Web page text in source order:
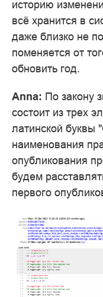
историю
всё хранится в
даже близко не
поменяется от
обновить год.
Anna: По закону
состоит из трех
латинской буквы
наименования
опубликования
будем
первого